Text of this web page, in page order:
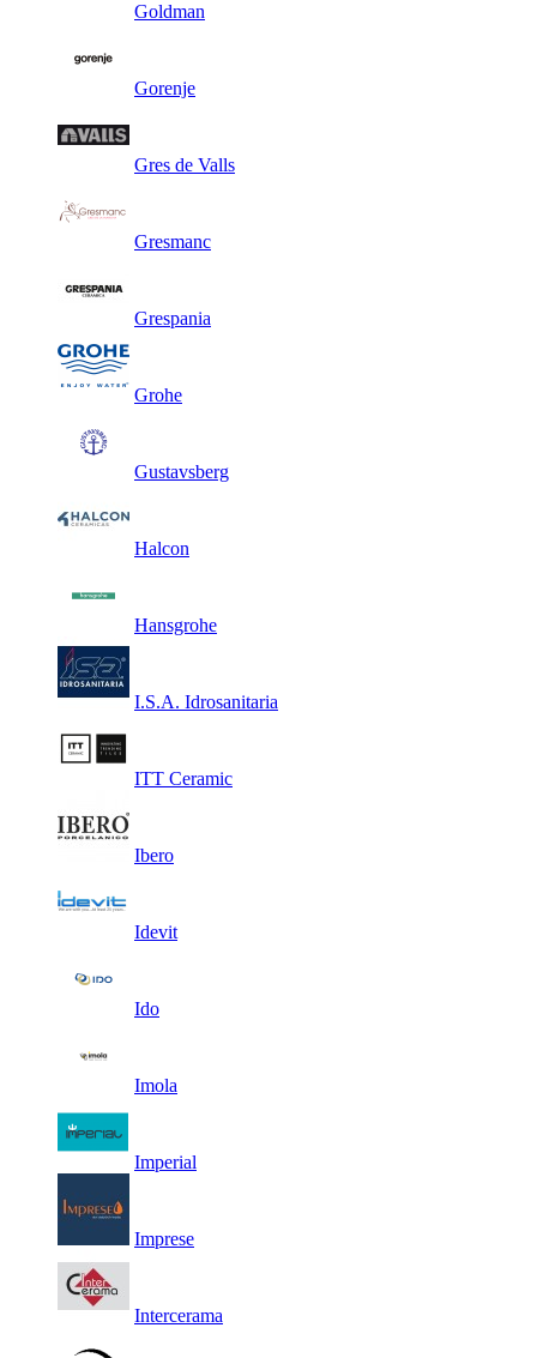
Goldman
Gorenje
Gres de Valls
Gresmanc
Grespania
Grohe
Gustavsberg
Halcon
Hansgrohe
I.S.A. Idrosanitaria
ITT Ceramic
Ibero
Idevit
Ido
Imola
Imperial
Imprese
Intercerama